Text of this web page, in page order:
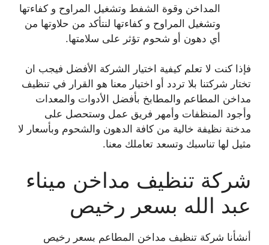
المداخن وقوة الشفط وتشغيل المراوح و كفاءتها
وتشغيل المراوح و كفاءتها لنتأكد من حلاوتها من
أي دهون أو شحوم تؤثر على سلامتها.
فإذا كنت لا تعلم كيفية اختيار الشركة الأفضل فيجب ان
تختار شركتنا بلا تردد أو اختيار معنا هو القرار في تنظيف
مداخن المطاعم والمطابخ بأفضل الأدوات والمعدات
وأجود المنظفات وأمهر فريق عمل وستحصل على
مدخنة نظيفة خالية من كافة الدهون والشحوم وبأسعار لا
مثيل لها تناسبك وتسعد تعاملك معنا.
شركة تنظيف مداخن ميناء
عبد الله بسعر رخيص
أنشأنا شركة تنظيف مداخن المطاعم بسعر رخيص